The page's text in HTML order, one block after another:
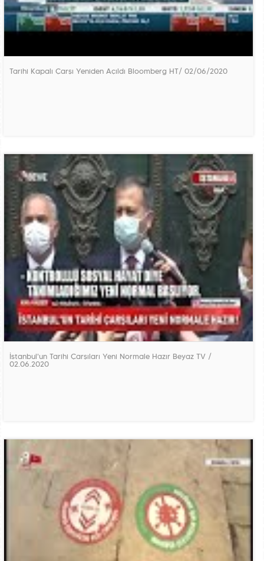
Tarihi Kapalı Çarşı Yeniden Açıldı Bloomberg HT/ 02/06/2020
İstanbul'un Tarihi Çarşıları Yeni Normale Hazır Beyaz TV /
02.06.2020